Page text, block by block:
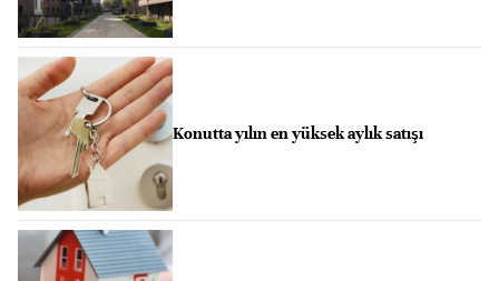
Konutta yılın en yüksek aylık satışı